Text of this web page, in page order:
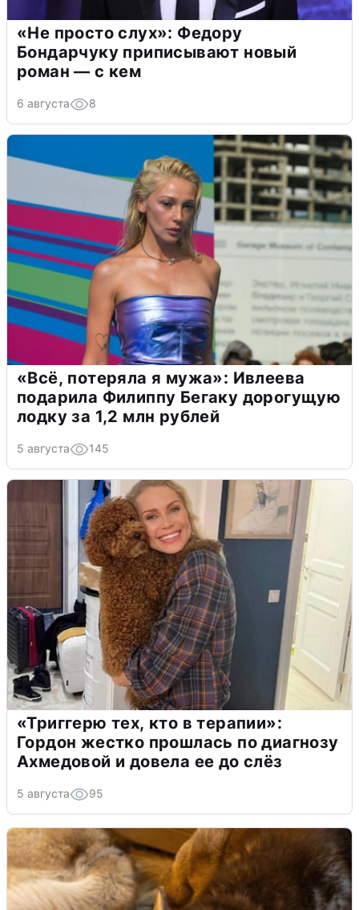
«Не просто слух»: Федору
Бондарчуку приписывают новый
роман — с кем
6 августа 8
«Всё, потеряла я мужа»: Ивлеева
подарила Филиппу Бегаку дорогущую
лодку за 1,2 млн рублей
5 августа 145
«Триггерю тех, кто в терапии»:
Гордон жестко прошлась по диагнозу
Ахмедовой и довела ее до слёз
5 августа 95